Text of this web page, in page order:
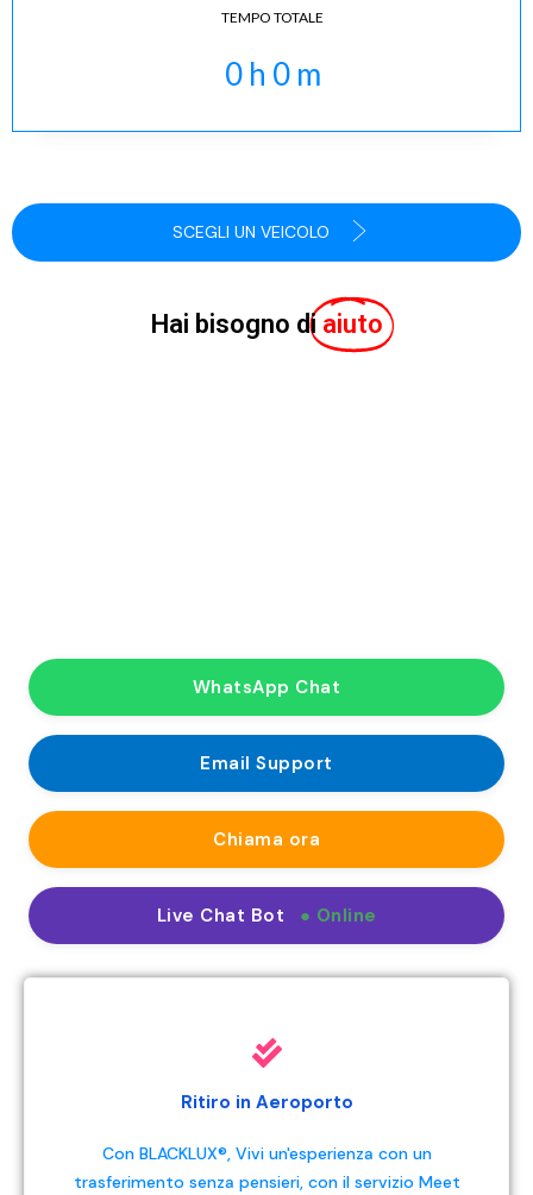
TEMPO TOTALE
0 h 0 m
SCEGLI UN VEICOLO
Hai bisogno di aiuto
WhatsApp Chat
Email Support
Chiama ora
Live Chat Bot
Ritiro in Aeroporto
Con BLACKLUX®, Vivi un'esperienza con un
trasferimento senza pensieri, con il servizio Meet